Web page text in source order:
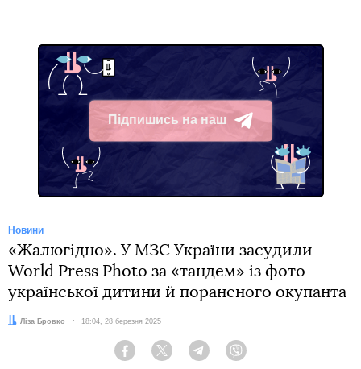
Підпишись на наш
Telegram
Новини
«Жалюгідно». У МЗС України засудили
World Press Photo за «тандем» із фото
української дитини й пораненого окупанта
Автор:
Ліза Бровко Дата:
18:04, 28 березня 2025
Facebook Twitter Telegram